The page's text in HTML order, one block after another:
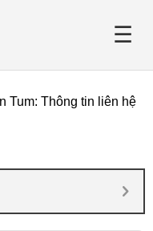
☰
Tum: Thông tin liên hệ